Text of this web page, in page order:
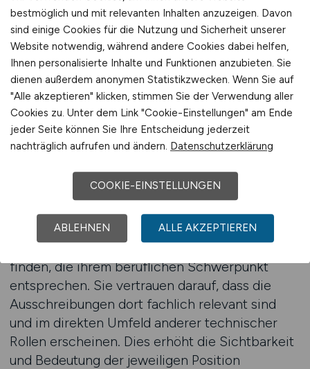
nicht die gewünschten Bewerber anzieht, weil
sie nicht klar genug differenziert.
Chemietechnische Fachkräfte möchten schnell
erfassen, in welchem Segment die Rolle
verortet ist und welche Art von Expertise
benötigt wird. Je besser eine Anzeige diese
Informationen vermittelt, desto größer ist die
Chance, die passenden Spezialisten
anzusprechen.
Die Veröffentlichung im technisch fokussierten
Umfeld von MINT.JOBS spielt dabei eine
zentrale Rolle. Chemie- und Laborfachkräfte
nutzen die Plattform gezielt, um Stellen zu
finden, die ihrem beruflichen Schwerpunkt
entsprechen. Sie vertrauen darauf, dass die
Ausschreibungen dort fachlich relevant sind
und im direkten Umfeld anderer technischer
Rollen erscheinen. Dies erhöht die Sichtbarkeit
und Bedeutung der jeweiligen Position
bestmöglich und mit relevanten Inhalten anzuzeigen. Davon
sind einige Cookies für die Nutzung und Sicherheit unserer
Website notwendig, während andere Cookies dabei helfen,
Ihnen personalisierte Inhalte und Funktionen anzubieten. Sie
dienen außerdem anonymen Statistikzwecken. Wenn Sie auf
"Alle akzeptieren" klicken, stimmen Sie der Verwendung aller
Cookies zu. Unter dem Link "Cookie-Einstellungen" am Ende
jeder Seite können Sie Ihre Entscheidung jederzeit
nachträglich aufrufen und ändern. Datenschutzerklärung
COOKIE-EINSTELLUNGEN
ABLEHNEN ALLE AKZEPTIEREN